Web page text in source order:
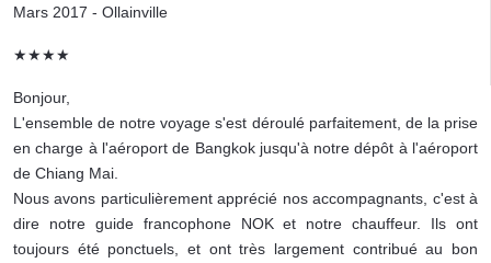
Mars 2017 - Ollainville
★★★★
Bonjour,
L'ensemble de notre voyage s'est déroulé parfaitement, de la prise
en charge à l'aéroport de Bangkok jusqu'à notre dépôt à l'aéroport
de Chiang Mai.
Nous avons particulièrement apprécié nos accompagnants, c'est à
dire notre guide francophone NOK et notre chauffeur. Ils ont
toujours été ponctuels, et ont très largement contribué au bon